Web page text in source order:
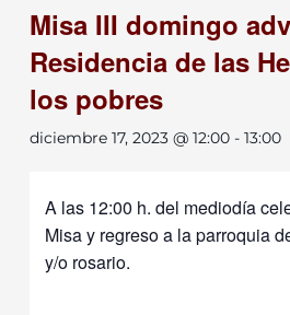
Misa III domingo
Residencia de las
los pobres
diciembre 17, 2023 @ 12:00 -13:00
A las 12:00 h. del mediodía
Misa y regreso a la parroquia
y/o rosario.